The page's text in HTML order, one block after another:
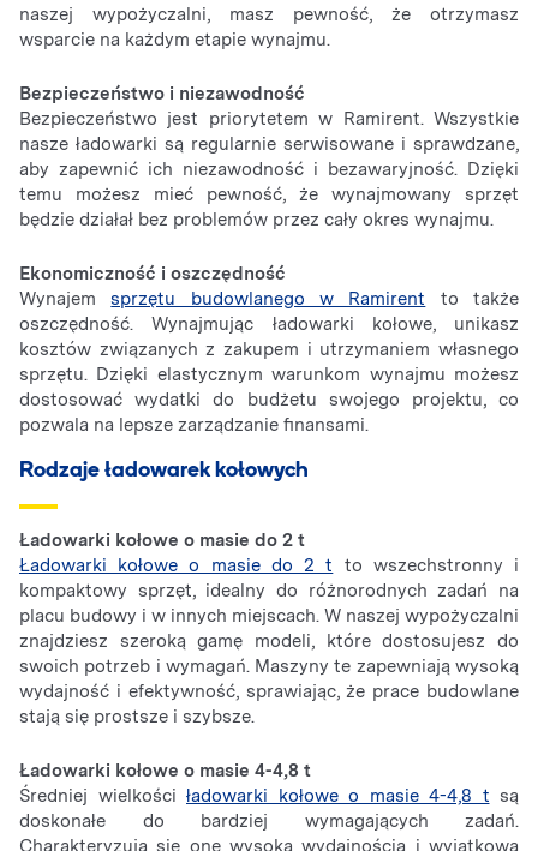
naszej wypożyczalni, masz pewność, że otrzymasz
wsparcie na każdym etapie wynajmu.
Bezpieczeństwo i niezawodność
Bezpieczeństwo jest priorytetem w Ramirent. Wszystkie
nasze ładowarki są regularnie serwisowane i sprawdzane,
aby zapewnić ich niezawodność i bezawaryjność. Dzięki
temu możesz mieć pewność, że wynajmowany sprzęt
będzie działał bez problemów przez cały okres wynajmu.
Ekonomiczność i oszczędność
Wynajemsprzętu budowlanego w Ramirent to także
oszczędność. Wynajmując ładowarki kołowe, unikasz
kosztów związanych z zakupem i utrzymaniem własnego
sprzętu. Dzięki elastycznym warunkom wynajmu możesz
dostosować wydatki do budżetu swojego projektu, co
pozwala na lepsze zarządzanie finansami.
Rodzaje ładowarek kołowych
Ładowarki kołowe o masie do 2 t
Ładowarki kołowe o masie do 2 t to wszechstronny i
kompaktowy sprzęt, idealny do różnorodnych zadań na
placu budowy i w innych miejscach. W naszej wypożyczalni
znajdziesz szeroką gamę modeli, które dostosujesz do
swoich potrzeb i wymagań. Maszyny te zapewniają wysoką
wydajność i efektywność, sprawiając, że prace budowlane
stają się prostsze i szybsze.
Ładowarki kołowe o masie 4-4,8 t
Średniej wielkości ładowarki kołowe o masie 4-4,8 t są
doskonałe do bardziej wymagających zadań.
Charakteryzują się one wysoką wydajnością i wyjątkową